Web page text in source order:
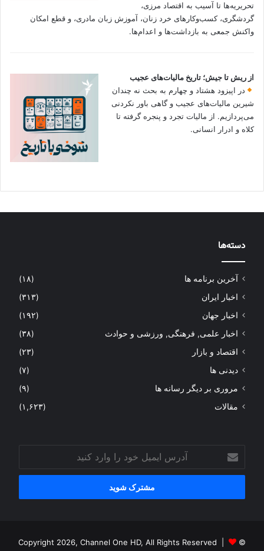
تحریریه‌ها تا آسیب به اقتصاد مرزی،
گردشگری، کسب‌وکارهای خرد زنان، آموزش زبان مادری، و قطع امکان
واکنش جمعی به بازداشت‌ها و اعدام‌ها.
از ریش تا جیش؛ تاریخ مالیات‌های عجیب
در اپیزود هشتاد و چهارم به بحث نه چندان
شیرین مالیات‌های عجیب و گاهی باور نکردنی‌
می‌پردازیم. از مالیات تجرد و پنجره گرفته تا
کلاه و ادرار انسانی.
دسته‌ها
آخرین برنامه ها
(۱۸)
اخبار ایران
(۳۱۳)
اخبار جهان
(۱۹۲)
اخبار علمی, فرهنگی, ورزشی و حوادث
(۳۸)
اقتصاد و بازار
(۲۳)
دیدنی ها
(۷)
مروری بر دیگر رسانه ها
(۹)
مقالات
(۱,۶۲۳)
آدرس
ایمیل
خود
وارد
© Copyright 2026, Channel One HD, All Rights Reserved |